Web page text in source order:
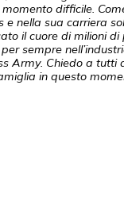
difficile.
e nella sua carriera
il cuore di milioni di
sempre
Army. Chiedo a tutti
in questo